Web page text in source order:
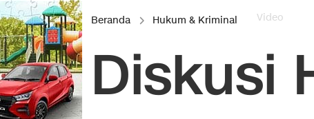
Video
Beranda Hukum & Kriminal
Diskusi